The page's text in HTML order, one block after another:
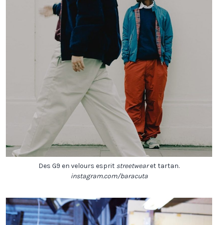
Des G9 en velours esprit streetwearet tartan.
instagram.com/baracuta